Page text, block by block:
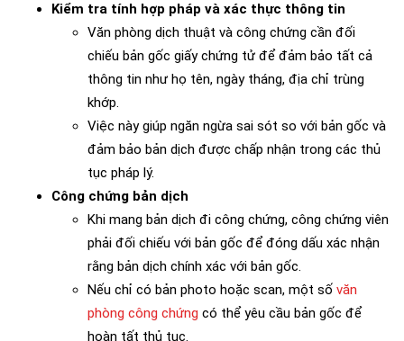
Kiểm tra tính hợp pháp và xác thực thông tin
Văn phòng dịch thuật và công chứng cần đối
chiếu bản gốc giấy chứng tử để đảm bảo tất cả
thông tin như họ tên, ngày tháng, địa chỉ trùng
khớp.
Việc này giúp ngăn ngừa sai sót so với bản gốc và
đảm bảo bản dịch được chấp nhận trong các thủ
tục pháp lý.
Công chứng bản dịch
Khi mang bản dịch đi công chứng, công chứng viên
phải đối chiếu với bản gốc để đóng dấu xác nhận
rằng bản dịch chính xác với bản gốc.
Nếu chỉ có bản photo hoặc scan, một số văn
phòng công chứng có thể yêu cầu bản gốc để
hoàn tất thủ tục.